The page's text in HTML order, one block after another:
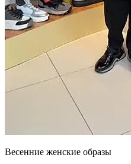
Весенние женские образы